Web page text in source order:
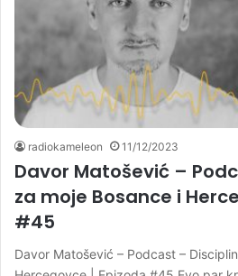
radiokameleon 11/12/2023
Davor Matošević –
za moje Bosance i
#45
Davor Matošević – Podcast –